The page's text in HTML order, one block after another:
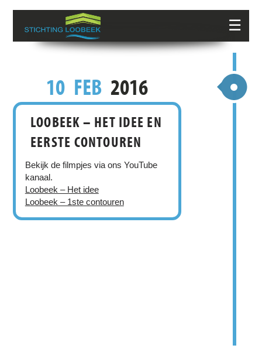
☰
10 FEB 2016
LOOBEEK – HET IDEE EN
EERSTE CONTOUREN
Bekijk de filmpjes via ons YouTube
kanaal.
Loobeek – Het idee
Loobeek – 1ste contouren